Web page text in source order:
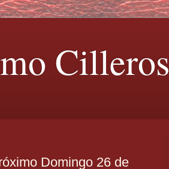
Cilleros
Domingo 26 de